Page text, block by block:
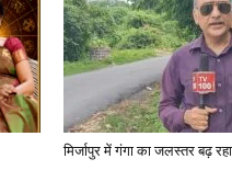
मिर्जापुर में गंगा का जलस्तर बढ़